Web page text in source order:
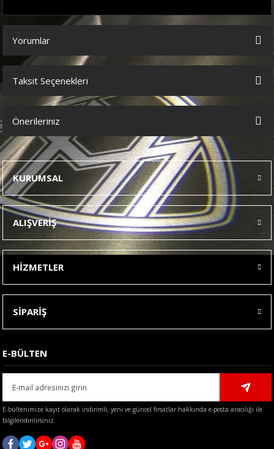
Yorumlar
Bu ürüne ilk yorumu siz yapın!
Taksit Seçenekleri
Önerileriniz
Bu ürünün fiyat bilgisi, resim, ürün açıklamalarında ve diğer
konularda yetersiz gördüğünüz noktaları öneri formunu kullanarak
tarafımıza iletebilirsiniz.
Görüş ve önerileriniz için teşekkür ederiz.
Ürün resmi kalitesiz, bozuk veya görüntülenemiyor.
Ürün açıklamasında eksik bilgiler bulunuyor.
Ürün bilgilerinde hatalar bulunuyor.
Ürün fiyatı diğer sitelerden daha pahalı.
Bu ürüne benzer farklı alternatifler olmalı.
Gönder
KURUMSAL
ALIŞVERİŞ
HİZMETLER
SİPARİŞ
E-BÜLTEN
E-bültenimize kayıt olarak indirimli, yeni ve güncel fırsatlar hakkında e-posta aracılığı ile
bilgilendirilirsiniz.